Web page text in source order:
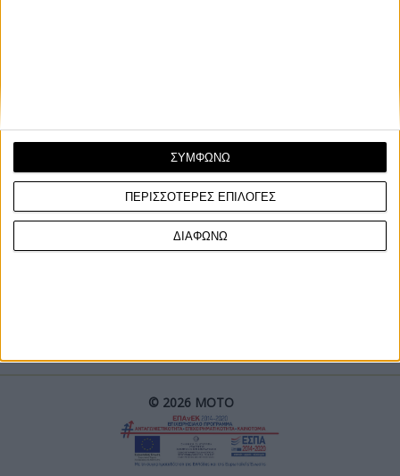
ΠΕΡΙΣΣΟΤΕΡΕΣ ΕΠΙΛΟΓΕΣ
ΔΙΑΦΩΝΩ
ΣΥΜΦΩΝΩ
ΓΙΝΕ ΣΥΝΔΡΟΜΗΤΗΣ
Επικοινωνία
© 2026 ΜΟΤΟ